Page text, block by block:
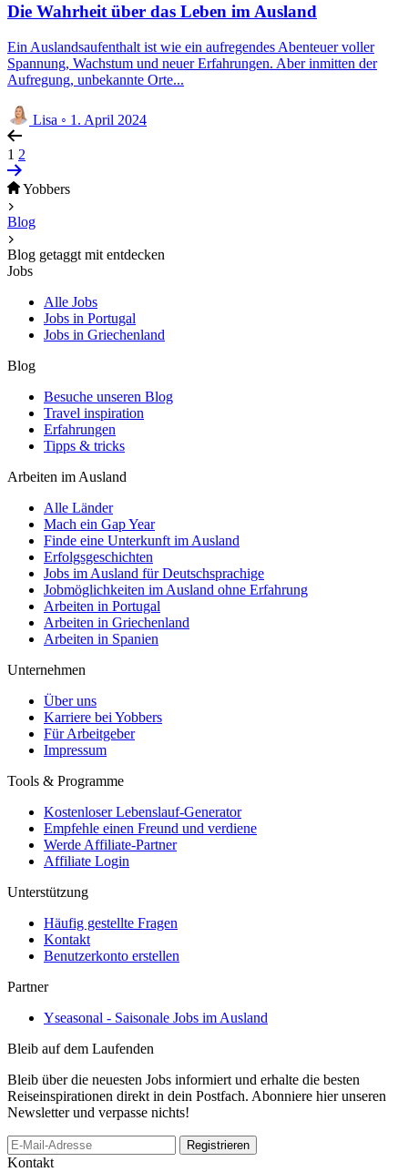
Die Wahrheit über das Leben im Ausland
Ein Auslandsaufenthalt ist wie ein aufregendes Abenteuer voller
Spannung, Wachstum und neuer Erfahrungen. Aber inmitten der
Aufregung, unbekannte Orte...
Lisa ◦ 1. April 2024
1 2
Yobbers
Blog
Blog getaggt mit entdecken
Jobs
Alle Jobs
Jobs in Portugal
Jobs in Griechenland
Blog
Besuche unseren Blog
Travel inspiration
Erfahrungen
Tipps & tricks
Arbeiten im Ausland
Alle Länder
Mach ein Gap Year
Finde eine Unterkunft im Ausland
Erfolgsgeschichten
Jobs im Ausland für Deutschsprachige
Jobmöglichkeiten im Ausland ohne Erfahrung
Arbeiten in Portugal
Arbeiten in Griechenland
Arbeiten in Spanien
Unternehmen
Über uns
Karriere bei Yobbers
Für Arbeitgeber
Impressum
Tools & Programme
Kostenloser Lebenslauf-Generator
Empfehle einen Freund und verdiene
Werde Affiliate-Partner
Affiliate Login
Unterstützung
Häufig gestellte Fragen
Kontakt
Benutzerkonto erstellen
Partner
Yseasonal - Saisonale Jobs im Ausland
Bleib auf dem Laufenden
Bleib über die neuesten Jobs informiert und erhalte die besten
Reiseinspirationen direkt in dein Postfach. Abonniere hier unseren
Newsletter und verpasse nichts!
Registrieren
Kontakt